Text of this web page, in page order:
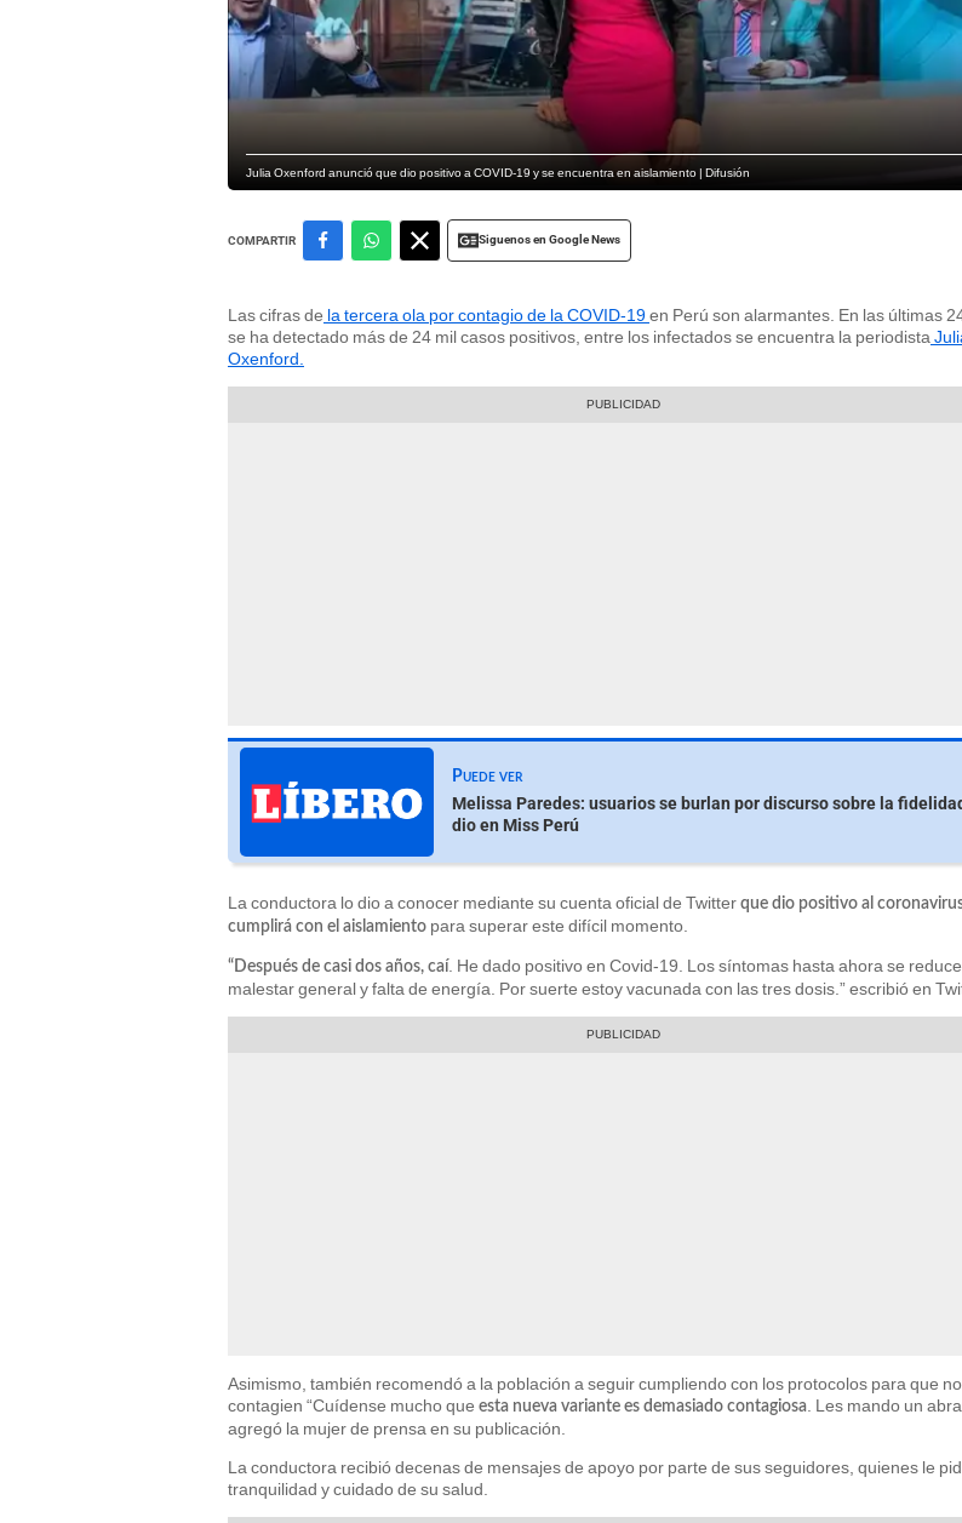
Julia Oxenford anunció que dio positivo a COVID-19 y se encuentra en aislamiento | Difusión
COMPARTIR Siguenos en Google News
Las cifras de la tercera ola por contagio de la COVID-19en Perú son alarmantes. En las últimas
se ha detectado más de 24 mil casos positivos, entre los infectados se encuentra la periodista
Oxenford.
Puede ver
Melissa Paredes: usuarios se burlan por discurso sobre la
dio en Miss Perú
La conductora lo dio a conocer mediante su cuenta oficial de Twitter que dio positivo al
cumplirá con el aislamiento para superar este difícil momento.
“Después de casi dos años, caí. He dado positivo en Covid-19. Los síntomas hasta ahora se
malestar general y falta de energía. Por suerte estoy vacunada con las tres dosis.” escribió en
Asimismo, también recomendó a la población a seguir cumpliendo con los protocolos para que
contagien “Cuídense mucho que esta nueva variante es demasiado contagiosa . Les mando un
agregó la mujer de prensa en su publicación.
La conductora recibió decenas de mensajes de apoyo por parte de sus seguidores, quienes le
tranquilidad y cuidado de su salud.